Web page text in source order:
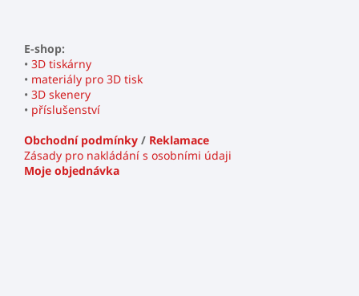
E-shop:
• 3D tiskárny
• materiály pro 3D tisk
• 3D skenery
• příslušenství
Obchodní podmínky / Reklamace
Zásady pro nakládání s osobními údaji
Moje objednávka